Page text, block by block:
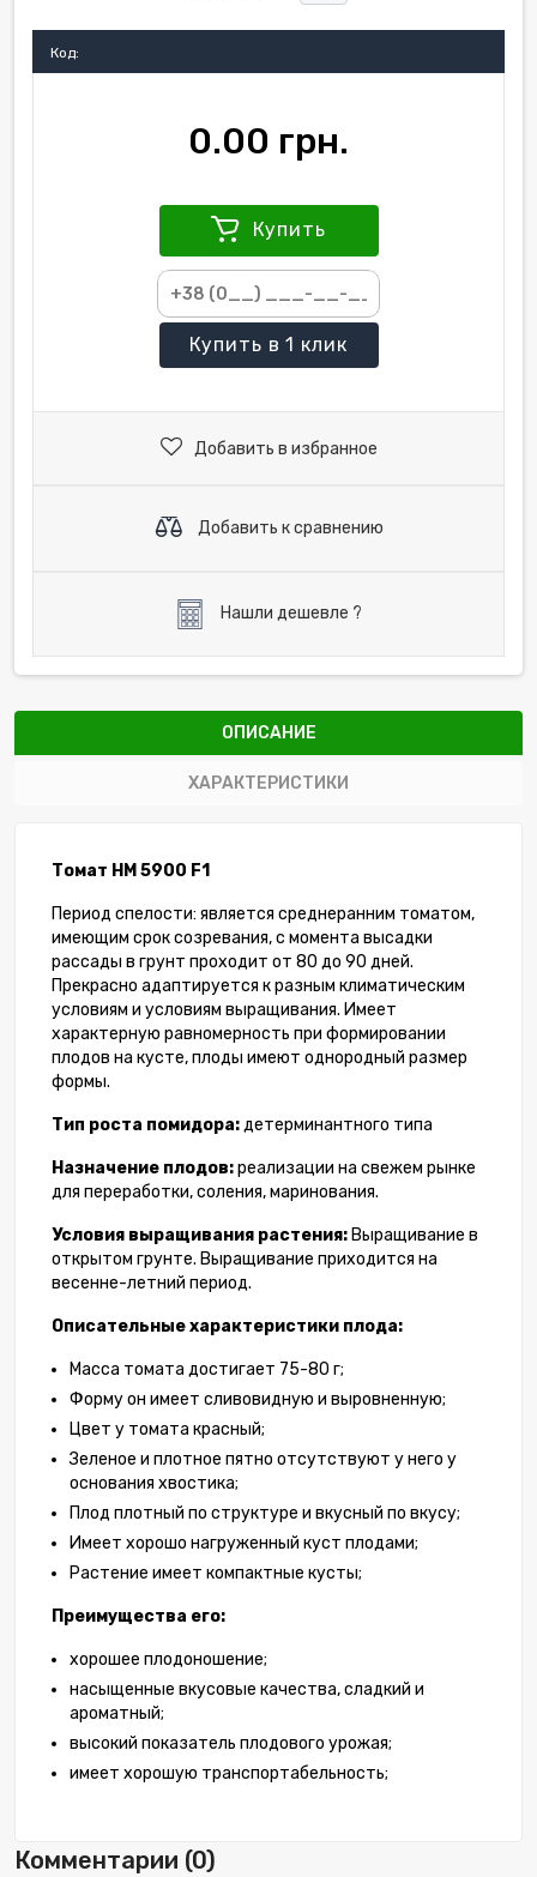
Код:
0.00 грн.
Купить
Купить в 1 клик
Добавить в избранное
Добавить к сравнению
Нашли дешевле ?
ОПИСАНИЕ
ХАРАКТЕРИСТИКИ
Томат НМ 5900 F1
Период спелости: является среднеранним томатом,
имеющим срок созревания, с момента высадки
рассады в грунт проходит от 80 до 90 дней.
Прекрасно адаптируется к разным климатическим
условиям и условиям выращивания. Имеет
характерную равномерность при формировании
плодов на кусте, плоды имеют однородный размер
формы.
Тип роста помидора:детерминантного типа
Назначение плодов:реализации на свежем рынке
для переработки, соления, маринования.
Условия выращивания растения: Выращивание в
открытом грунте. Выращивание приходится на
весенне-летний период.
Описательные характеристики плода:
Масса томата достигает 75-80 г;
Форму он имеет сливовидную и выровненную;
Цвет у томата красный;
Зеленое и плотное пятно отсутствуют у него у
основания хвостика;
Плод плотный по структуре и вкусный по вкусу;
Имеет хорошо нагруженный куст плодами;
Растение имеет компактные кусты;
Преимущества его:
хорошее плодоношение;
насыщенные вкусовые качества, сладкий и
ароматный;
высокий показатель плодового урожая;
имеет хорошую транспортабельность;
Комментарии (0)